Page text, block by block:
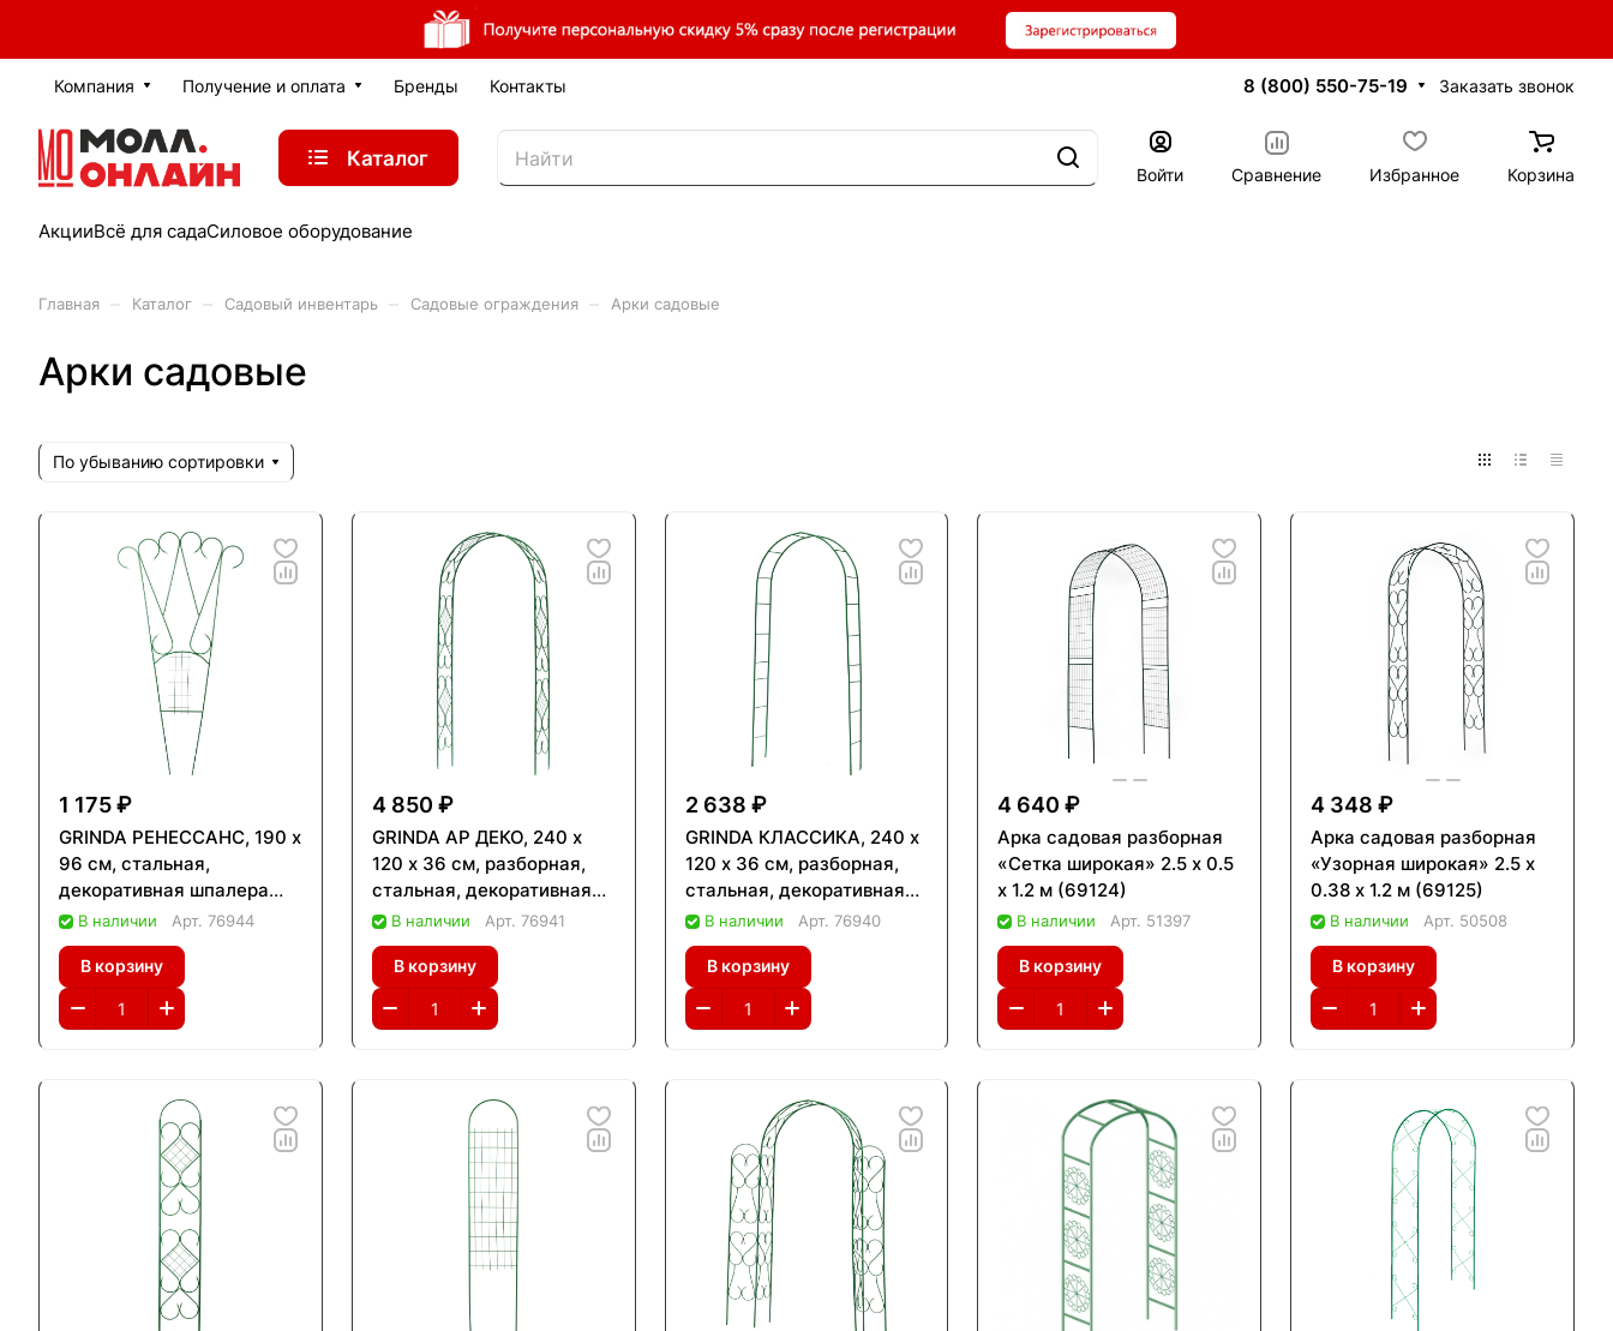
Компания Получение и оплата Бренды Контакты 8 (800) 550-75-19 Заказать звонок
Каталог
Войти Сравнение Избранное Корзина
АкцииВсё для садаСиловое оборудование
Главная Каталог Садовый инвентарь Садовые ограждения Арки садовые
Арки садовые
По убыванию сортировки
1 175 ₽
GRINDA РЕНЕССАНС, 190 х
96 см, стальная,
декоративная шпалера
(422256)
В наличии Арт. 76944
В корзину
4 850 ₽
GRINDA АР ДЕКО, 240 х
120 х 36 см, разборная,
стальная, декоративная
арка (422251)
В наличии Арт. 76941
В корзину
2 638 ₽
GRINDA КЛАССИКА, 240 х
120 х 36 см, разборная,
стальная, декоративная
арка (422249)
В наличии Арт. 76940
В корзину
4 640 ₽
Арка садовая разборная
«Сетка широкая» 2.5 х 0.5
х 1.2 м (69124)
В наличии Арт. 51397
В корзину
4 348 ₽
Арка садовая разборная
«Узорная широкая» 2.5 х
0.38 х 1.2 м (69125)
В наличии Арт. 50508
В корзину